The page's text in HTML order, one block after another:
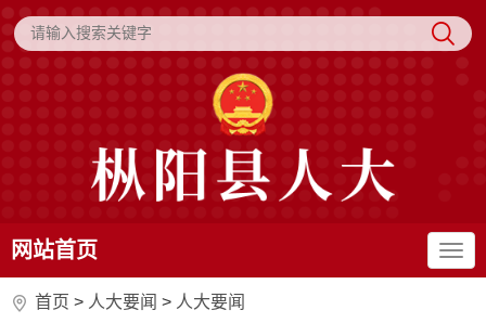
网站首页
首页 > 人大要闻 > 人大要闻